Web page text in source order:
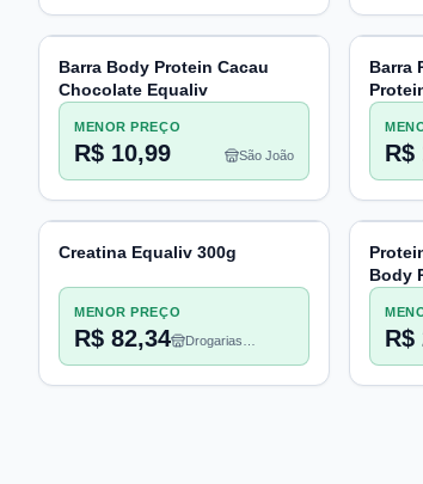
Barra Body Protein Cacau
Chocolate Equaliv
MENOR PREÇO
R$ 10,99 São João
Barra
R$
Creatina Equaliv 300g
MENOR PREÇO
R$ 82,34
Drogarias
Body
440gr
R$